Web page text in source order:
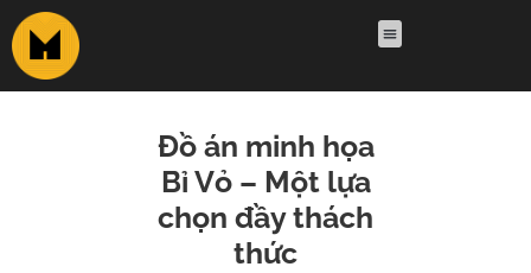
Đồ án minh họa
Bỉ Vỏ – Một lựa
chọn đầy thách
thức